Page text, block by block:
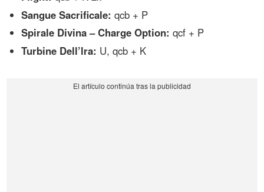
Sangue Sacrificale: qcb + P
Spirale Divina – Charge Option: qcf + P
Turbine Dell’lra: U, qcb + K